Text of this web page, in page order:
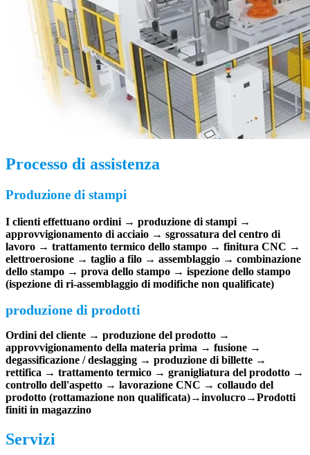
Processo di assistenza
Produzione di stampi
I clienti effettuano ordini → produzione di stampi →
approvvigionamento di acciaio → sgrossatura del centro di
lavoro → trattamento termico dello stampo → finitura CNC →
elettroerosione → taglio a filo → assemblaggio → combinazione
dello stampo → prova dello stampo → ispezione dello stampo
(ispezione di ri-assemblaggio di modifiche non qualificate)
produzione di prodotti
Ordini del cliente → produzione del prodotto →
approvvigionamento della materia prima → fusione →
degassificazione / deslagging → produzione di billette →
rettifica → trattamento termico → granigliatura del prodotto →
controllo dell'aspetto → lavorazione CNC → collaudo del
prodotto (rottamazione non qualificata)→involucro→Prodotti
finiti in magazzino
Servizi